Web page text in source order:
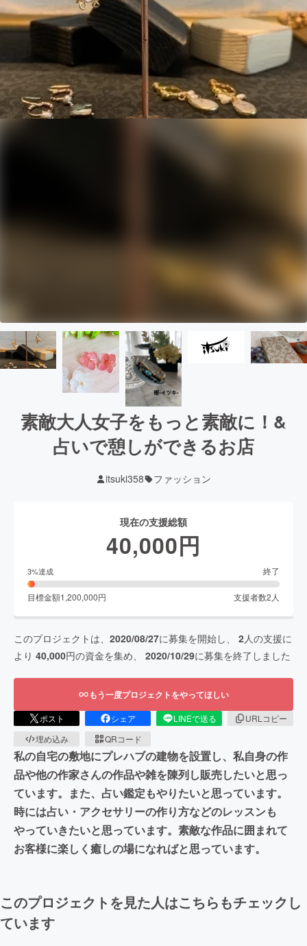
素敵大人女子をもっと素敵に！&
占いで憩しができるお店
itsuki358 ファッション
現在の支援総額
40,000円
3%達成 終了
目標金額1,200,000円 支援者数2 人
このプロジェクトは、 2020/08/27に募集を開始し、 2人の支援に
より 40,000円の資金を集め、 2020/10/29に募集を終了しました
もう一度プロジェクトをやってほしい
ポスト シェア LINEで送る
URLコピー
埋め込み
QRコード
私の自宅の敷地にプレハブの建物を設置し、私自身の作
品や他の作家さんの作品や雑を陳列し販売したいと思っ
ています。また、占い鑑定もやりたいと思っています。
時には占い・アクセサリーの作り方などのレッスンも
やっていきたいと思っています。素敵な作品に囲まれて
お客様に楽しく癒しの場になればと思っています。
このプロジェクトを見た人はこちらもチェックし
ています